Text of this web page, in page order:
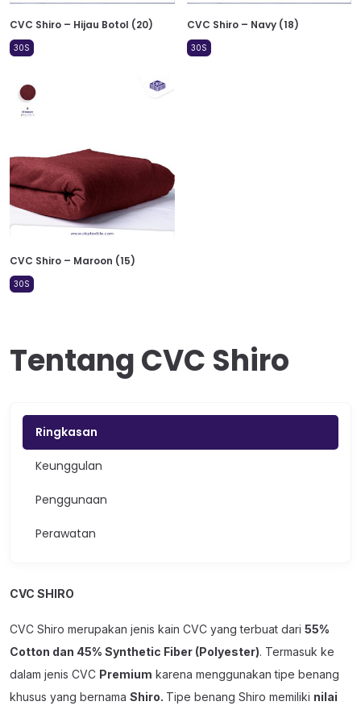
CVC Shiro – Hijau Botol (20)
30S
CVC Shiro – Navy (18)
30S
CVC Shiro – Maroon (15)
30S
Tentang CVC Shiro
Ringkasan
Keunggulan
Penggunaan
Perawatan
CVC SHIRO
CVC Shiro merupakan jenis kain CVC yang terbuat dari 55%
Cotton dan 45% Synthetic Fiber (Polyester). Termasuk ke
dalam jenis CVC Premium karena menggunakan tipe benang
khusus yang bernama Shiro. Tipe benang Shiro memiliki nilai